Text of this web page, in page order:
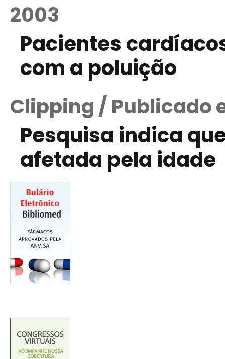
2003
Pacientes
com a poluição
Clipping / Publicado
Pesquisa indica
afetada pela idade